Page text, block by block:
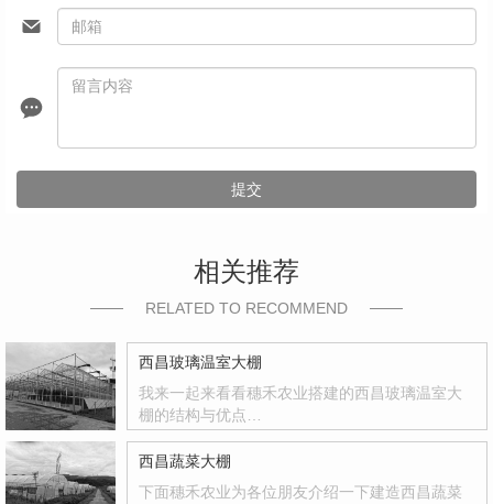
提交
相关推荐
RELATED TO RECOMMEND
西昌玻璃温室大棚
我来一起来看看穗禾农业搭建的西昌玻璃温室大
棚的结构与优点…
西昌蔬菜大棚
下面穗禾农业为各位朋友介绍一下建造西昌蔬菜